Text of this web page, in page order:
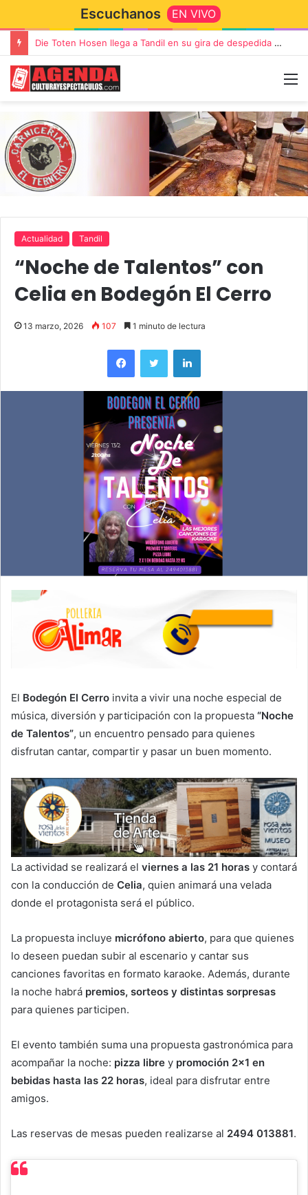
Escuchanos EN VIVO
Die Toten Hosen llega a Tandil en su gira de despedida «Fútbol, Asado, Vino y Adiós Amigos»
Actualidad Tandil
“Noche de Talentos” con
Celia en Bodegón El Cerro
13 marzo, 2026 107 1 minuto de lectura
El Bodegón El Cerro invita a vivir una noche especial de
música, diversión y participación con la propuesta “Noche
de Talentos”, un encuentro pensado para quienes
disfrutan cantar, compartir y pasar un buen momento.
La actividad se realizará el viernes a las 21 horas y contará
con la conducción de Celia, quien animará una velada
donde el protagonista será el público.
La propuesta incluye micrófono abierto, para que quienes
lo deseen puedan subir al escenario y cantar sus
canciones favoritas en formato karaoke. Además, durante
la noche habrá premios, sorteos y distintas sorpresas
para quienes participen.
El evento también suma una propuesta gastronómica para
acompañar la noche: pizza libre y promoción 2×1 en
bebidas hasta las 22 horas, ideal para disfrutar entre
amigos.
Las reservas de mesas pueden realizarse al 2494 013881.